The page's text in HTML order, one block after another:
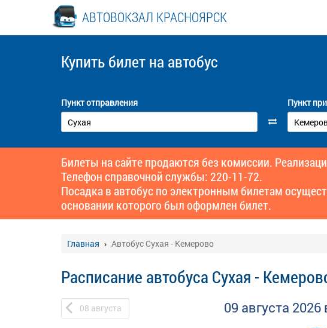
АВТОВОКЗАЛ КРАСНОЯРСК
Купить билет на автобус
Пункт отправления Пункт
Билеты на сайте продаются без комиссии.
Телефон справочной службы: 220-11-72.
Посадка в автобус по электронным билетам
основании которого был оформлен билет.
Главная Автобус Сухая - Кемерово
Расписание автобуса Сухая -
08 августа 09 августа 2026